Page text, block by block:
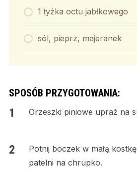
1 łyżka octu jabłkowego
sól, pieprz, majeranek
SPOSÓB PRZYGOTOWANIA:
Orzeszki piniowe upraż na
Potnij boczek w małą
patelni na chrupko.